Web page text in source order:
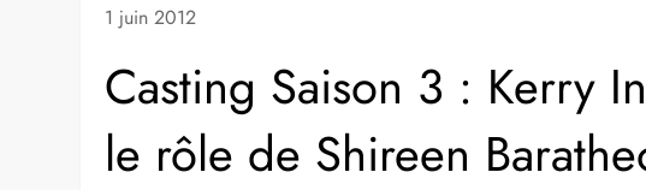
1 juin 2012
Casting Saison 3 : Kerry
le rôle de Shireen